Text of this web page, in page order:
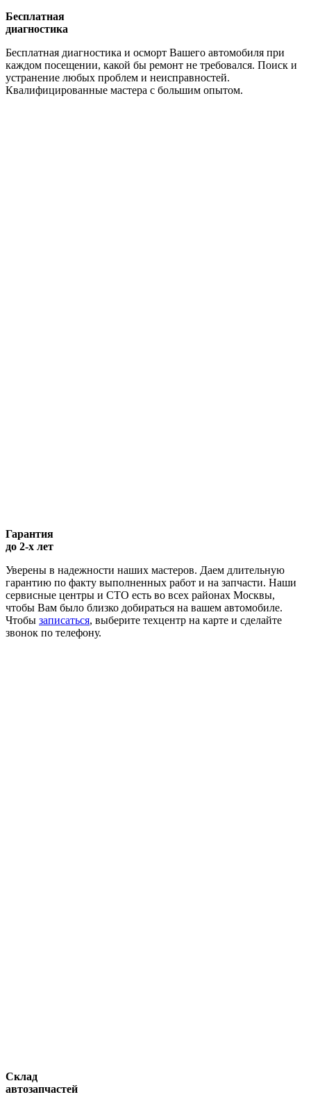
Бесплатная
диагностика
Бесплатная диагностика и осморт Вашего автомобиля при
каждом посещении, какой бы ремонт не требовался. Поиск и
устранение любых проблем и неисправностей.
Квалифицированные мастера с большим опытом.
Гарантия
до 2-х лет
Уверены в надежности наших мастеров. Даем длительную
гарантию по факту выполненных работ и на запчасти. Наши
сервисные центры и СТО есть во всех районах Москвы,
чтобы Вам было близко добираться на вашем автомобиле.
Чтобы записаться, выберите техцентр на карте и сделайте
звонок по телефону.
Склад
автозапчастей